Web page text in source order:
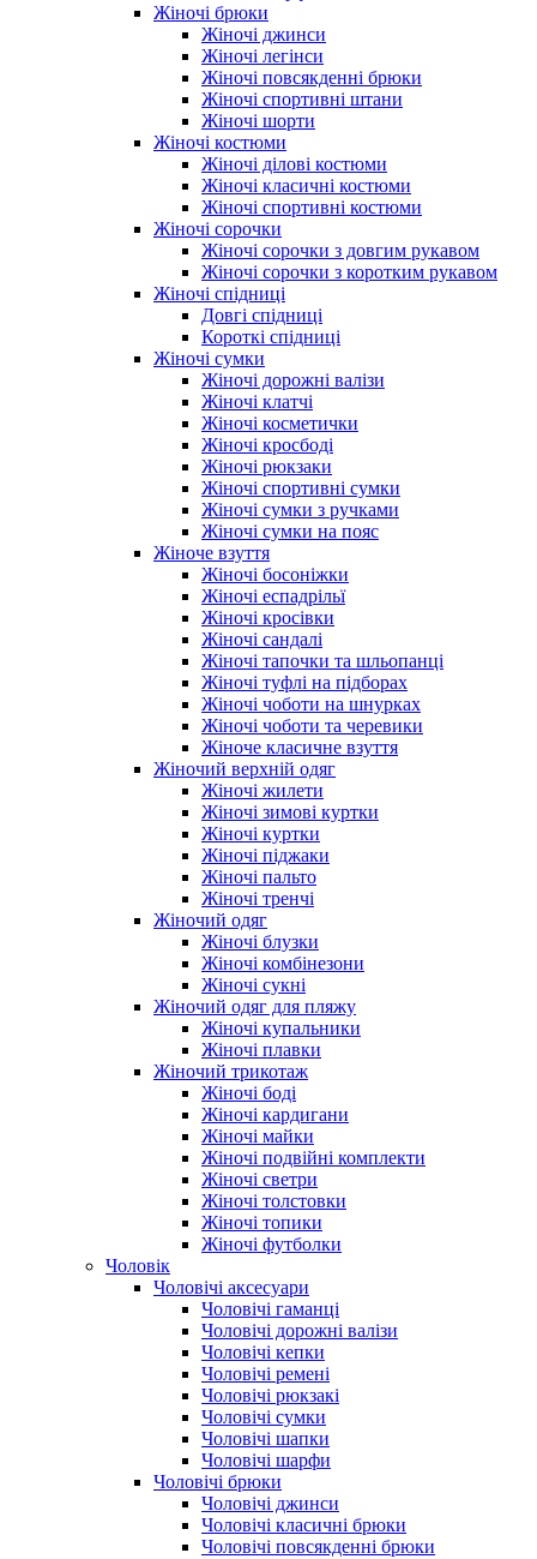
Жіночі брюки
Жіночі джинси
Жіночі легінси
Жіночі повсякденні брюки
Жіночі спортивні штани
Жіночі шорти
Жіночі костюми
Жіночі ділові костюми
Жіночі класичні костюми
Жіночі спортивні костюми
Жіночі сорочки
Жіночі сорочки з довгим рукавом
Жіночі сорочки з коротким рукавом
Жіночі спідниці
Довгі спідниці
Короткі спідниці
Жіночі сумки
Жіночі дорожні валізи
Жіночі клатчі
Жіночі косметички
Жіночі кросбоді
Жіночі рюкзаки
Жіночі спортивні сумки
Жіночі сумки з ручками
Жіночі сумки на пояс
Жіноче взуття
Жіночі босоніжки
Жіночі еспадрільї
Жіночі кросівки
Жіночі сандалі
Жіночі тапочки та шльопанці
Жіночі туфлі на підборах
Жіночі чоботи на шнурках
Жіночі чоботи та черевики
Жіноче класичне взуття
Жіночий верхній одяг
Жіночі жилети
Жіночі зимові куртки
Жіночі куртки
Жіночі піджаки
Жіночі пальто
Жіночі тренчі
Жіночий одяг
Жіночі блузки
Жіночі комбінезони
Жіночі сукні
Жіночий одяг для пляжу
Жіночі купальники
Жіночі плавки
Жіночий трикотаж
Жіночі боді
Жіночі кардигани
Жіночі майки
Жіночі подвійні комплекти
Жіночі светри
Жіночі толстовки
Жіночі топики
Жіночі футболки
Чоловік
Чоловічі аксесуари
Чоловічі гаманці
Чоловічі дорожні валізи
Чоловічі кепки
Чоловічі ремені
Чоловічі рюкзакі
Чоловічі сумки
Чоловічі шапки
Чоловічі шарфи
Чоловічі брюки
Чоловічі джинси
Чоловічі класичні брюки
Чоловічі повсякденні брюки